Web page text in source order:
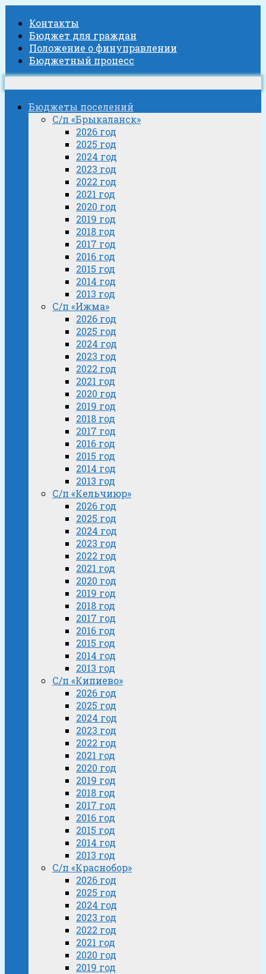
Контакты
Бюджет для граждан
Положение о финуправлении
Бюджетный процесс
Бюджеты поселений
С/п «Брыкаланск»
2026 год
2025 год
2024 год
2023 год
2022 год
2021 год
2020 год
2019 год
2018 год
2017 год
2016 год
2015 год
2014 год
2013 год
С/п «Ижма»
2026 год
2025 год
2024 год
2023 год
2022 год
2021 год
2020 год
2019 год
2018 год
2017 год
2016 год
2015 год
2014 год
2013 год
С/п «Кельчиюр»
2026 год
2025 год
2024 год
2023 год
2022 год
2021 год
2020 год
2019 год
2018 год
2017 год
2016 год
2015 год
2014 год
2013 год
С/п «Кипиево»
2026 год
2025 год
2024 год
2023 год
2022 год
2021 год
2020 год
2019 год
2018 год
2017 год
2016 год
2015 год
2014 год
2013 год
С/п «Краснобор»
2026 год
2025 год
2024 год
2023 год
2022 год
2021 год
2020 год
2019 год